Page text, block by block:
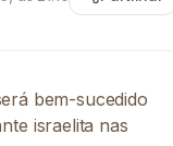
bem-sucedido
israelita nas